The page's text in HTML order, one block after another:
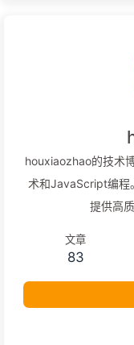
houxiaozhao的技术
术和JavaScript编程
提供高
文章
83